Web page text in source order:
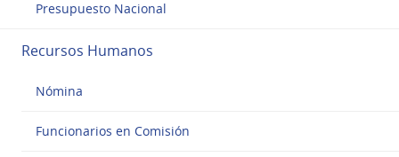
Presupuesto Nacional
Recursos Humanos
Nómina
Funcionarios en Comisión